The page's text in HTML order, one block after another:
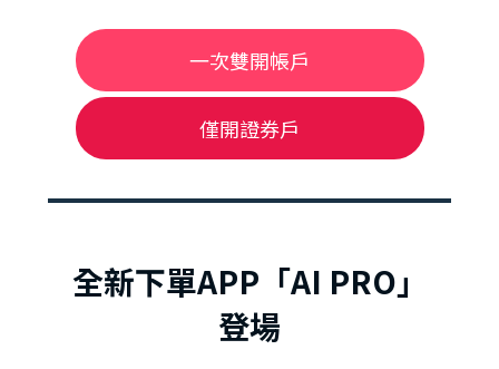
一次雙開帳戶
僅開證券戶
全新下單APP「AI PRO」
登場